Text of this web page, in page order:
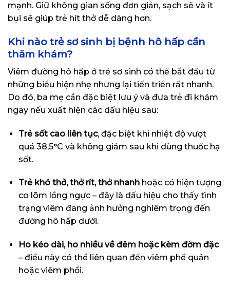
mạnh. Giữ không gian sống đơn giản, sạch sẽ và ít
bụi sẽ giúp trẻ hít thở dễ dàng hơn.
Khi nào trẻ sơ sinh bị bệnh hô hấp cần
thăm khám?
Viêm đường hô hấp ở trẻ sơ sinh có thể bắt đầu từ
những biểu hiện nhẹ nhưng lại tiến triển rất nhanh.
Do đó, ba mẹ cần đặc biệt lưu ý và đưa trẻ đi khám
ngay nếu xuất hiện các dấu hiệu sau:
Trẻ sốt cao liên tục, đặc biệt khi nhiệt độ vượt
quá 38,5°C và không giảm sau khi dùng thuốc hạ
sốt.
Trẻ khó thở, thở rít, thở nhanhhoặc có hiện tượng
co lõm lồng ngực – đây là dấu hiệu cho thấy tình
trạng viêm đang ảnh hưởng nghiêm trọng đến
đường hô hấp dưới.
Ho kéo dài, ho nhiều về đêm hoặc kèm đờm đặc
– điều này có thể liên quan đến viêm phế quản
hoặc viêm phổi.